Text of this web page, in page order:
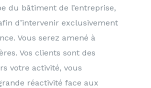
du bâtiment de l’entreprise,
d’intervenir exclusivement
Vous serez amené à
Vos clients sont des
votre activité, vous
réactivité face aux